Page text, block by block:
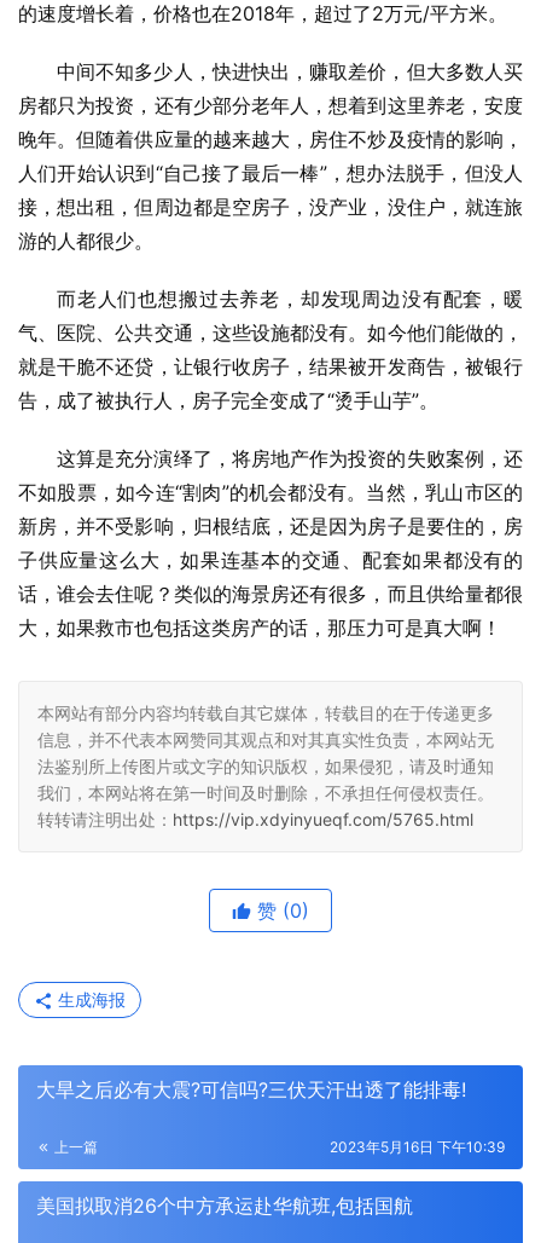
的速度增长着，价格也在2018年，超过了2万元/平方米。
中间不知多少人，快进快出，赚取差价，但大多数人买
房都只为投资，还有少部分老年人，想着到这里养老，安度
晚年。但随着供应量的越来越大，房住不炒及疫情的影响，
人们开始认识到“自己接了最后一棒”，想办法脱手，但没人
接，想出租，但周边都是空房子，没产业，没住户，就连旅
游的人都很少。
而老人们也想搬过去养老，却发现周边没有配套，暖
气、医院、公共交通，这些设施都没有。如今他们能做的，
就是干脆不还贷，让银行收房子，结果被开发商告，被银行
告，成了被执行人，房子完全变成了“烫手山芋”。
这算是充分演绎了，将房地产作为投资的失败案例，还
不如股票，如今连“割肉”的机会都没有。当然，乳山市区的
新房，并不受影响，归根结底，还是因为房子是要住的，房
子供应量这么大，如果连基本的交通、配套如果都没有的
话，谁会去住呢？类似的海景房还有很多，而且供给量都很
大，如果救市也包括这类房产的话，那压力可是真大啊！
本网站有部分内容均转载自其它媒体，转载目的在于传递更多
信息，并不代表本网赞同其观点和对其真实性负责，本网站无
法鉴别所上传图片或文字的知识版权，如果侵犯，请及时通知
我们，本网站将在第一时间及时删除，不承担任何侵权责任。
转转请注明出处： https://vip.xdyinyueqf.com/5765.html
赞 (0)
生成海报
大旱之后必有大震?可信吗?三伏天汗出透了能排毒!
上一篇 2023年5月16日 下午10:39
美国拟取消26个中方承运赴华航班,包括国航